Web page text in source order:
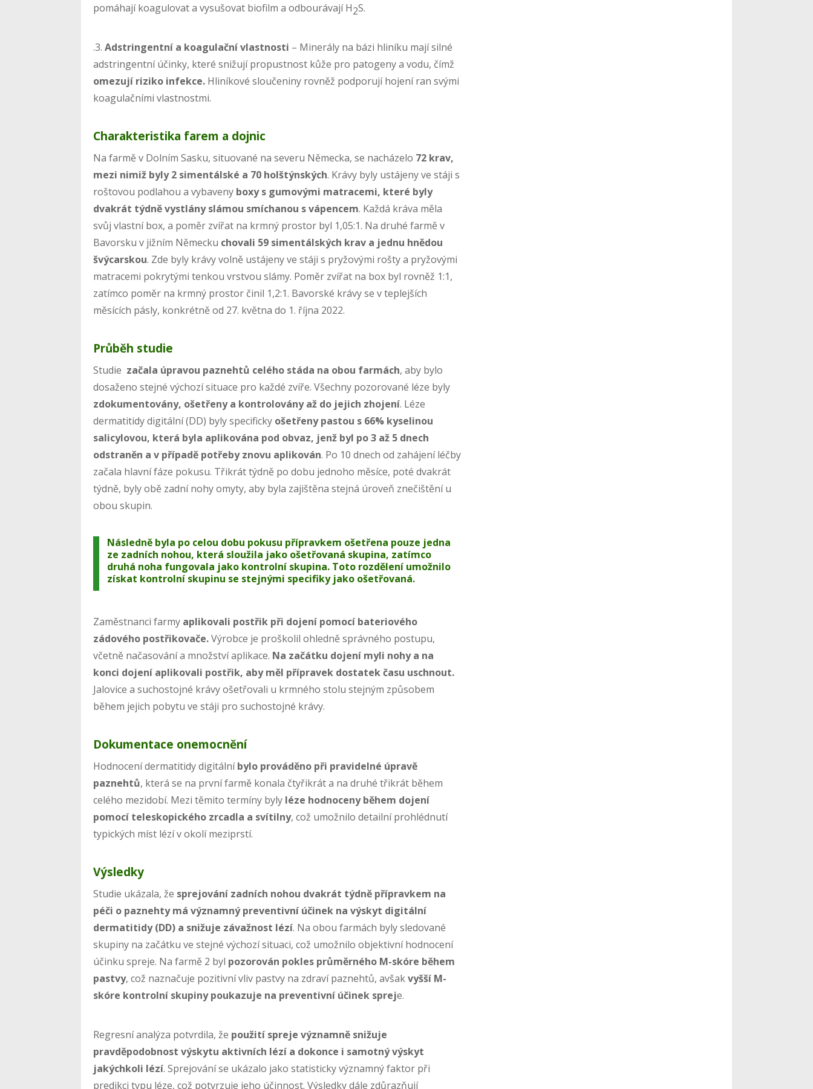
pomáhají koagulovat a vysušovat biofilm a odbourávají H2S.
.3. Adstringentní a koagulační vlastnosti – Minerály na bázi hliníku mají silné
adstringentní účinky, které snižují propustnost kůže pro patogeny a vodu, čímž
omezují riziko infekce. Hliníkové sloučeniny rovněž podporují hojení ran svými
koagulačními vlastnostmi.
Charakteristika farem a dojnic
Na farmě v Dolním Sasku, situované na severu Německa, se nacházelo 72 krav,
mezi nimiž byly 2 simentálské a 70 holštýnských. Krávy byly ustájeny ve stáji s
roštovou podlahou a vybaveny boxy s gumovými matracemi, které byly
dvakrát týdně vystlány slámou smíchanou s vápencem. Každá kráva měla
svůj vlastní box, a poměr zvířat na krmný prostor byl 1,05:1. Na druhé farmě v
Bavorsku v jižním Německu chovali 59 simentálských krav a jednu hnědou
švýcarskou. Zde byly krávy volně ustájeny ve stáji s pryžovými rošty a pryžovými
matracemi pokrytými tenkou vrstvou slámy. Poměr zvířat na box byl rovněž 1:1,
zatímco poměr na krmný prostor činil 1,2:1. Bavorské krávy se v teplejších
měsících pásly, konkrétně od 27. května do 1. října 2022.
Průběh studie
Studie začala úpravou paznehtů celého stáda na obou farmách, aby bylo
dosaženo stejné výchozí situace pro každé zvíře. Všechny pozorované léze byly
zdokumentovány, ošetřeny a kontrolovány až do jejich zhojení. Léze
dermatitidy digitální (DD) byly specificky ošetřeny pastou s 66% kyselinou
salicylovou, která byla aplikována pod obvaz, jenž byl po 3 až 5 dnech
odstraněn a v případě potřeby znovu aplikován. Po 10 dnech od zahájení léčby
začala hlavní fáze pokusu. Třikrát týdně po dobu jednoho měsíce, poté dvakrát
týdně, byly obě zadní nohy omyty, aby byla zajištěna stejná úroveň znečištění u
obou skupin.
Následně byla po celou dobu pokusu přípravkem ošetřena pouze jedna
ze zadních nohou, která sloužila jako ošetřovaná skupina, zatímco
druhá noha fungovala jako kontrolní skupina. Toto rozdělení umožnilo
získat kontrolní skupinu se stejnými specifiky jako ošetřovaná.
Zaměstnanci farmy aplikovali postřik při dojení pomocí bateriového
zádového postřikovače.Výrobce je proškolil ohledně správného postupu,
včetně načasování a množství aplikace. Na začátku dojení myli nohy a na
konci dojení aplikovali postřik, aby měl přípravek dostatek času uschnout.
Jalovice a suchostojné krávy ošetřovali u krmného stolu stejným způsobem
během jejich pobytu ve stáji pro suchostojné krávy.
Dokumentace onemocnění
Hodnocení dermatitidy digitálníbylo prováděno při pravidelné úpravě
paznehtů, která se na první farmě konala čtyřikrát a na druhé třikrát během
celého mezidobí. Mezi těmito termíny byly léze hodnoceny během dojení
pomocí teleskopického zrcadla a svítilny, což umožnilo detailní prohlédnutí
typických míst lézí v okolí meziprstí.
Výsledky
Studie ukázala, že sprejování zadních nohou dvakrát týdně přípravkem na
péči o paznehty má významný preventivní účinek na výskyt digitální
dermatitidy (DD) a snižuje závažnost lézí. Na obou farmách byly sledované
skupiny na začátku ve stejné výchozí situaci, což umožnilo objektivní hodnocení
účinku spreje. Na farmě 2 byl pozorován pokles průměrného M-skóre během
pastvy, což naznačuje pozitivní vliv pastvy na zdraví paznehtů, avšakvyšší M-
skóre kontrolní skupiny poukazuje na preventivní účinek spreje.
Regresní analýza potvrdila, že použití spreje významně snižuje
pravděpodobnost výskytu aktivních lézí a dokonce i samotný výskyt
jakýchkoli lézí. Sprejování se ukázalo jako statisticky významný faktor při
predikci typu léze, což potvrzuje jeho účinnost. Výsledky dále zdůrazňují